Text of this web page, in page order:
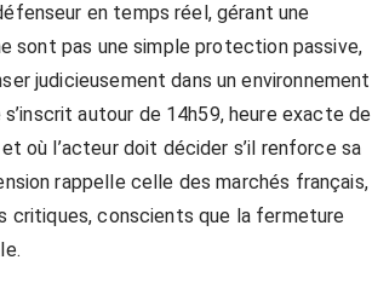
en temps réel, gérant une
sont pas une simple protection passive,
judicieusement dans un environnement
autour de 14h59, heure exacte de
où l’acteur doit décider s’il renforce sa
rappelle celle des marchés français,
critiques, conscients que la fermeture